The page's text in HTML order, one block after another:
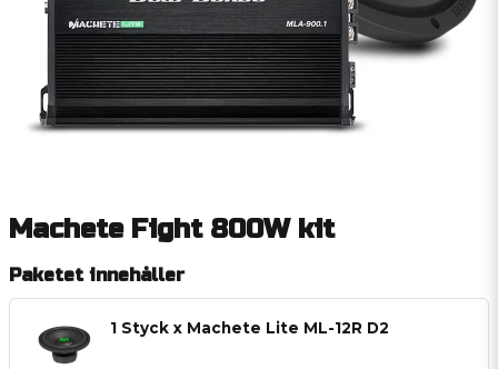
Machete Fight 800W kit
Paketet innehåller
1 Styck x Machete Lite ML-12R D2